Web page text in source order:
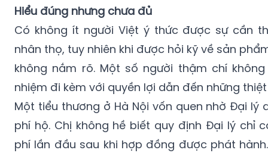
Hiểu đúng nhưng chưa đủ
Có không ít người Việt ý thức được sự cần
nhân thọ, tuy nhiên khi được hỏi kỹ về sản
không nắm rõ. Một số người thậm chí
nhiệm đi kèm với quyền lợi dẫn đến những
Một tiểu thương ở Hà Nội vốn quen nhờ Đại lý
phí hộ. Chị không hề biết quy định Đại lý chỉ
phí lần đầu sau khi hợp đồng được phát